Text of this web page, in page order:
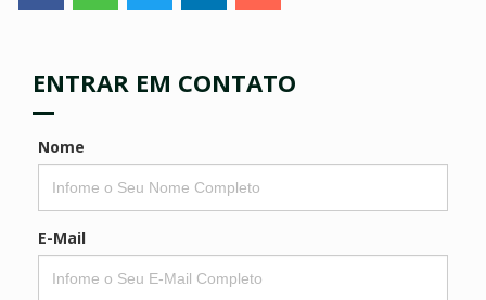
ENTRAR EM CONTATO
Nome
E-Mail